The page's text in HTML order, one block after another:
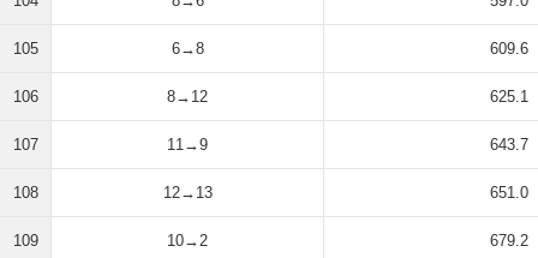
105 6→8 609.6
106 8→12 625.1
107 11→9 643.7
108 12→13 651.0
109 10→2 679.2